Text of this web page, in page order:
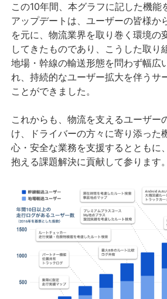
この10年間、本グラフに記した機能
アップデートは、ユーザーの皆様か
を元に、物流業界を取り巻く環境の
してきたものであり、こうした取り
地場・幹線の輸送形態を問わず幅広
れ、持続的なユーザー拡大を伴うサ
ことができました。
これからも、物流を支えるユーザー
け、ドライバーの方々に寄り添った
心・安全な業務を支援するとともに
抱える課題解決に貢献して参ります。